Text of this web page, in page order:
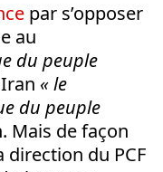
par s’opposer
au
du peuple
« le
du peuple
Mais de façon
du PCF